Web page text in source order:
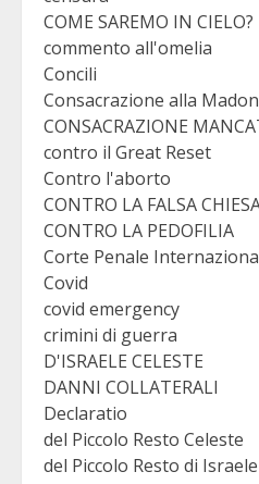
COME SAREMO IN CIELO?
commento all'omelia
Concili
Consacrazione alla
CONSACRAZIONE
contro il Great Reset
Contro l'aborto
CONTRO LA FALSA
CONTRO LA PEDOFILIA
Corte Penale
Covid
covid emergency
crimini di guerra
D'ISRAELE CELESTE
DANNI COLLATERALI
Declaratio
del Piccolo Resto Celeste
del Piccolo Resto di